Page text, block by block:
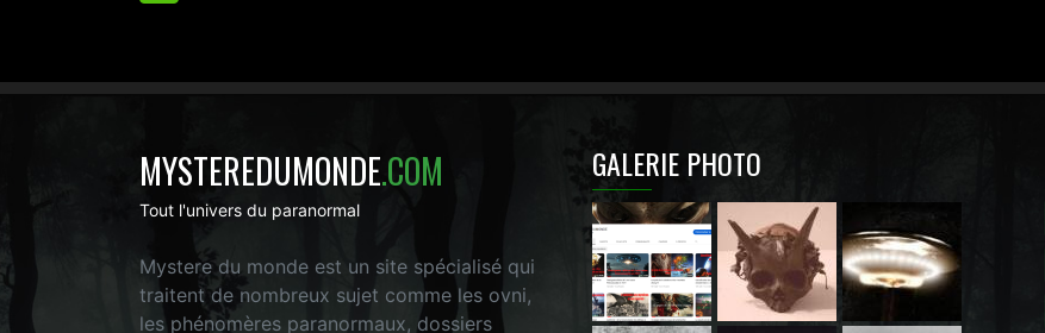
MYSTEREDUMONDE.COM
Tout l'univers du paranormal
Mystere du monde est un site spécialisé qui
traitent de nombreux sujet comme les ovni,
les phénomères paranormaux, dossiers
GALERIE PHOTO